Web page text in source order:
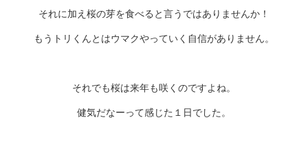
それに加え桜の芽を食べると言うではありませんか！
もうトリくんとはウマクやっていく自信がありません。
それでも桜は来年も咲くのですよね。
健気だなーって感じた１日でした。